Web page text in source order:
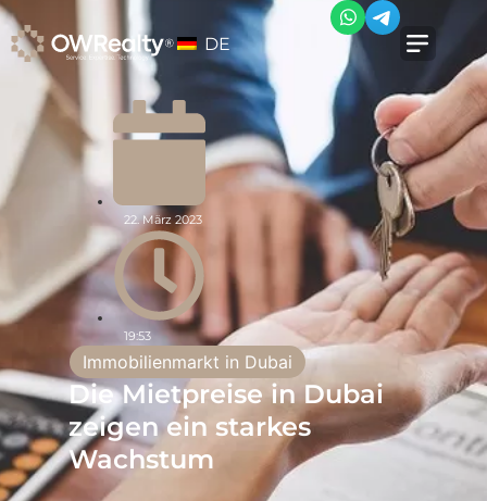
DE
22. März 2023
19:53
Immobilienmarkt in Dubai
Die Mietpreise in Dubai
zeigen ein starkes
Wachstum